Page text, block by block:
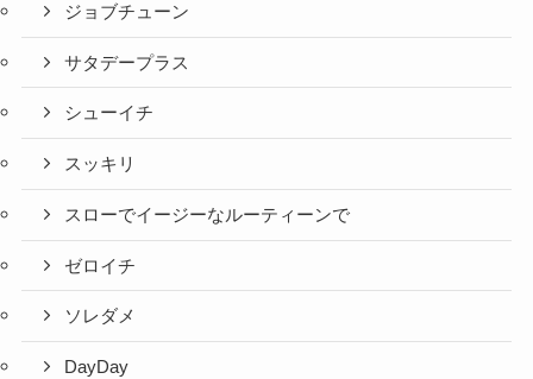
ジョブチューン
サタデープラス
シューイチ
スッキリ
スローでイージーなルーティーンで
ゼロイチ
ソレダメ
DayDay